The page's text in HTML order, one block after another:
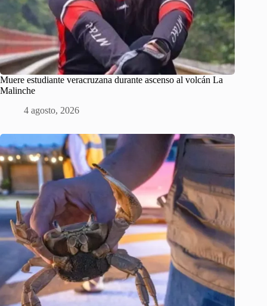
Muere estudiante veracruzana durante ascenso al volcán La
Malinche
4 agosto, 2026